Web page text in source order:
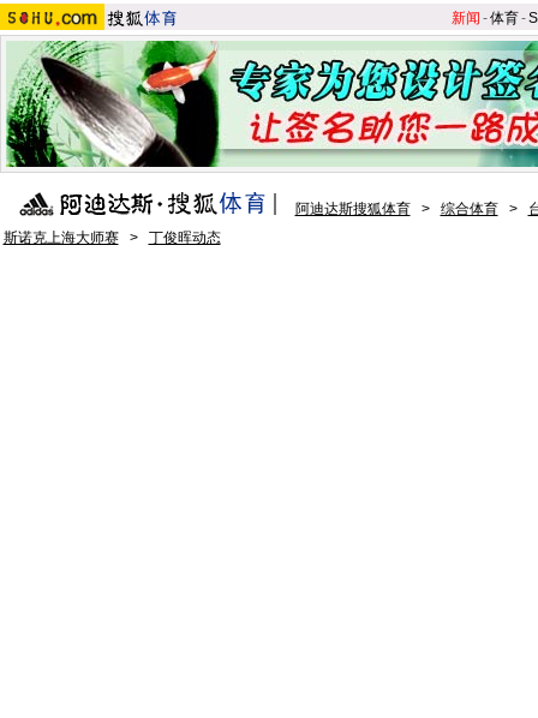
新闻 -体育-S
阿迪达斯搜狐体育 > 综合体育 >
斯诺克上海大师赛
> 丁俊晖动态